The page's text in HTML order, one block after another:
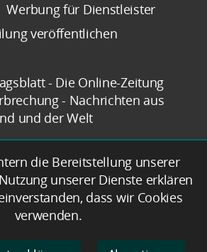
Werbung für Dienstleister
veröffentlichen
- Die Online-Zeitung
- Nachrichten aus
und der Welt
die Bereitstellung unserer
unserer Dienste erklären
dass wir Cookies
verwenden.